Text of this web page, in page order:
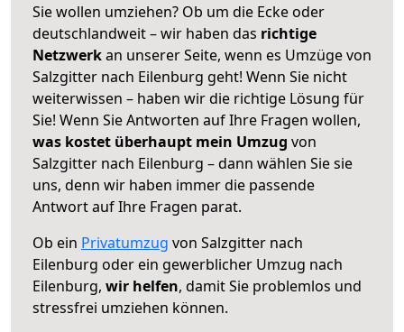
Sie wollen umziehen? Ob um die Ecke oder
deutschlandweit – wir haben das richtige
Netzwerkan unserer Seite, wenn es Umzüge von
Salzgitter nach Eilenburg geht! Wenn Sie nicht
weiterwissen – haben wir die richtige Lösung für
Sie! Wenn Sie Antworten auf Ihre Fragen wollen,
was kostet überhaupt mein Umzug von
Salzgitter nach Eilenburg – dann wählen Sie sie
uns, denn wir haben immer die passende
Antwort auf Ihre Fragen parat.
Ob ein Privatumzug von Salzgitter nach
Eilenburg oder ein gewerblicher Umzug nach
Eilenburg, wir helfen, damit Sie problemlos und
stressfrei umziehen können.